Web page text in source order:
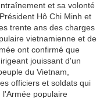
et sa volonté
Hô Chi Minh et
trente ans des charges
vietnamienne et de
ont confirmé que
jouissant d'un
du Vietnam,
officiers et soldats qui
l'Armée populaire